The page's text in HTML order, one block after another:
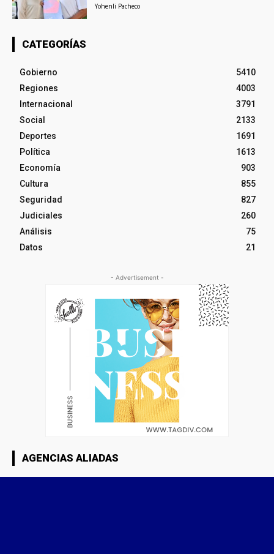
Yohenli Pacheco
CATEGORÍAS
Gobierno
5410
Regiones
4003
Internacional
3791
Social
2133
Deportes
1691
Política
1613
Economía
903
Cultura
855
Seguridad
827
Judiciales
260
Análisis
75
Datos
21
- Advertisement -
AGENCIAS ALIADAS